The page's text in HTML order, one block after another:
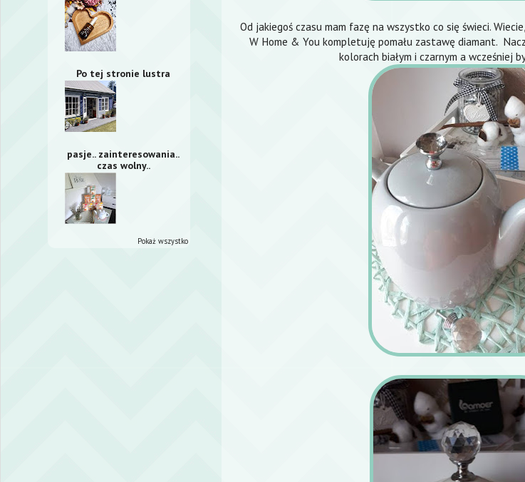
Od jakiegoś czasu mam fazę na wszystko co się świeci. Wiecie,
W Home & You kompletuję pomału zastawę diamant.
kolorach białym i czarnym a wcześniej
Po tej stronie lustra
pasje.. zainteresowania..
czas wolny..
Pokaż wszystko